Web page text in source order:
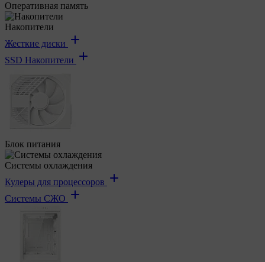
Оперативная память
Накопители
Жесткие диски
SSD Накопители
Блок питания
Системы охлаждения
Кулеры для процессоров
Системы СЖО